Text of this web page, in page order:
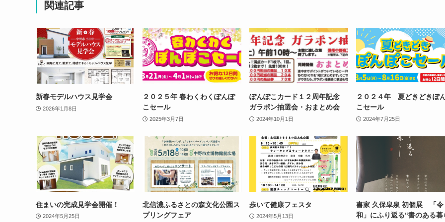
関連記事
新春モデルハウス見学会
2026年1月8日
２０２５年 春わくわくぽんぽ
こセール
2025年3月7日
ぽんぽこカード１２周年記念
ガラポン抽選会・おまとめ会
2024年10月1日
２０２４年 夏どきどきぽ
こセール
2024年7月25日
住まいの完成見学会開催！
2024年5月25日
北信濃ふるさとの森文化公園ス
プリングフェア
歩いて健康フェスタ
2024年5月13日
書家 久保皐泉 初個展 「令
和」にふり返る“書のある暮